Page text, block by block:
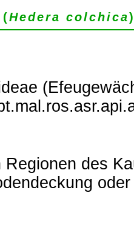
Hedera colchica
Regionen des